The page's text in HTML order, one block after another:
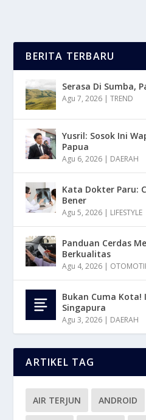
BERITA TERBARU
Serasa Di Sumba,
Agu 7, 2026 |TREND
Yusril: Sosok Ini
Papua
Agu 6, 2026 | DAERAH
Kata Dokter Paru:
Bener
Agu 5, 2026 | LIFESTYLE
Panduan Cerdas
Berkualitas
Agu 4, 2026 |
Bukan Cuma Kota!
Singapura
Agu 3, 2026 | DAERAH
ARTIKEL TAG
AIR TERJUN ANDROID